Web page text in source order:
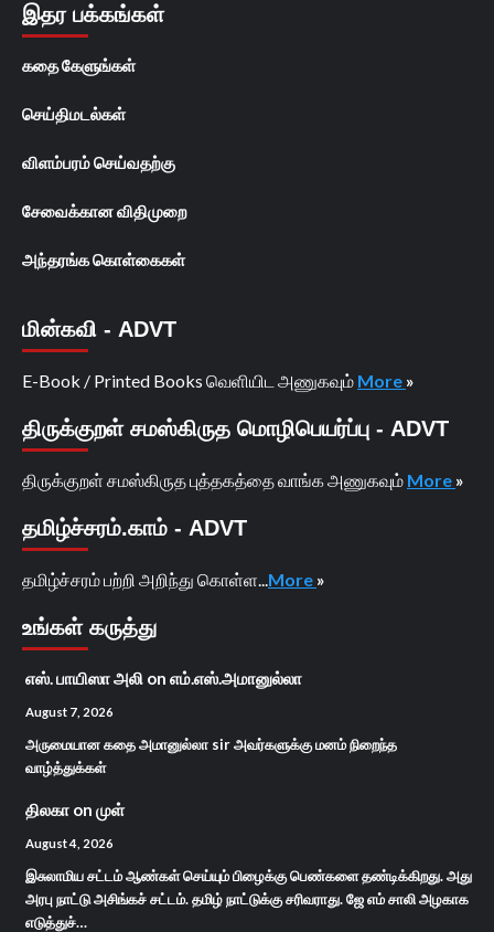
இதர பக்கங்கள்
கதை கேளுங்கள்
செய்திமடல்கள்
விளம்பரம் செய்வதற்கு
சேவைக்கான விதிமுறை
அந்தரங்க கொள்கைகள்
மின்கவி - ADVT
E-Book / Printed Books வெளியிட அணுகவும் More »
திருக்குறள் சமஸ்கிருத மொழிபெயர்ப்பு - ADVT
திருக்குறள் சமஸ்கிருத புத்தகத்தை வாங்க அணுகவும் More »
தமிழ்ச்சரம்.காம் - ADVT
தமிழ்ச்சரம் பற்றி அறிந்து கொள்ள... More »
உங்கள் கருத்து
எஸ். பாயிஸா அலி on எம்.எஸ்.அமானுல்லா
August 7, 2026
அருமையான கதை அமானுல்லா sir அவர்களுக்கு மனம் நிறைந்த
வாழ்த்துக்கள்
திலகா on முள்
August 4, 2026
இசுலாமிய சட்டம் ஆண்கள் செய்யும் பிழைக்கு பெண்களை தண்டிக்கிறது. அது
அரபு நாட்டு அசிங்கச் சட்டம். தமிழ் நாட்டுக்கு சரிவராது. ஜே எம் சாலி அழகாக
எடுத்துச்…